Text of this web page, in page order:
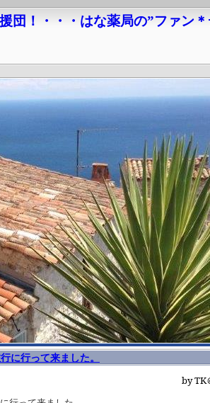
団！・・・はな薬局の”ファン
に行って来ました。
by TK